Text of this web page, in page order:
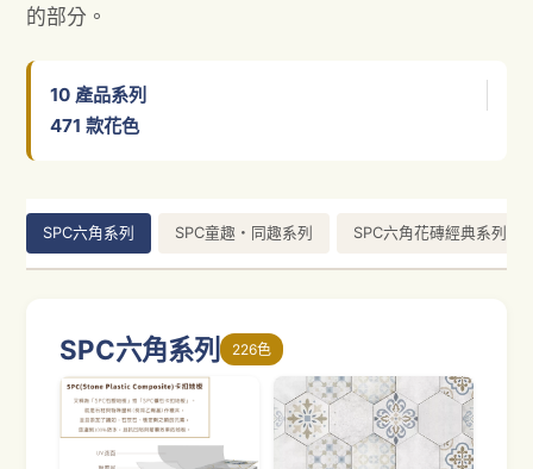
的部分。
10 產品系列
471 款花色
SPC六角系列 SPC童趣・同趣系列 SPC六角花磚經典系列
SPC六角系列 226色